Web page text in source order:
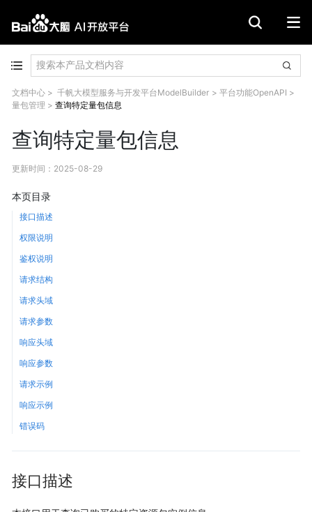
文档中心 > 千帆大模型服务与开发平台ModelBuilder > 平台功能OpenAPI >
量包管理 > 查询特定量包信息
查询特定量包信息
更新时间 ： 2025-08-29
本页目录
接口描述
权限说明
鉴权说明
请求结构
请求头域
请求参数
响应头域
响应参数
请求示例
响应示例
错误码
接口描述